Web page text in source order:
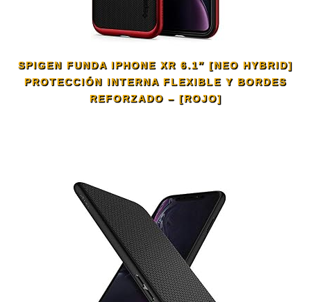
SPIGEN FUNDA IPHONE XR 6.1″ [NEO HYBRID]
PROTECCIÓN INTERNA FLEXIBLE Y BORDES
REFORZADO – [ROJO]